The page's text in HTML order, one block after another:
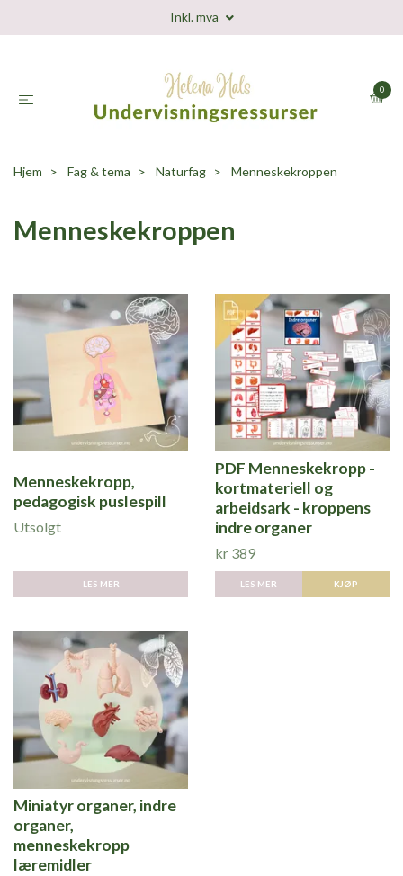
Inkl. mva
0
Hjem Fag & tema Naturfag Menneskekroppen
Menneskekroppen
Menneskekropp,
pedagogisk puslespill
Utsolgt
LES MER
PDF Menneskekropp -
kortmateriell og
arbeidsark - kroppens
indre organer
kr 389
LES MER KJØP
Miniatyr organer, indre
organer,
menneskekropp
læremidler